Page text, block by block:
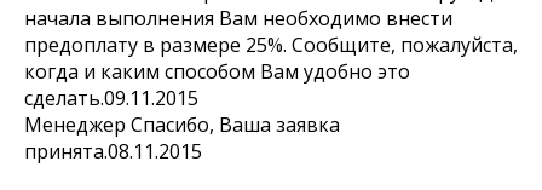
начала выполнения Вам необходимо внести
предоплату в размере 25%. Сообщите, пожалуйста,
когда и каким способом Вам удобно это
сделать.09.11.2015
Менеджер Спасибо, Ваша заявка
принята.08.11.2015